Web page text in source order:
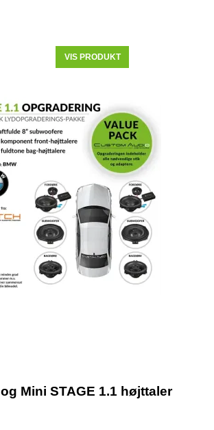
VIS PRODUKT
Mini STAGE 1.1 højttaler